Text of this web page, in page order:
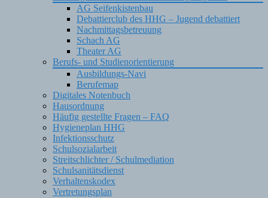
AG Seifenkistenbau
Debattierclub des HHG – Jugend debattiert
Nachmittagsbetreuung
Schach AG
Theater AG
Berufs- und Studienorientierung
Ausbildungs-Navi
Berufemap
Digitales Notenbuch
Hausordnung
Häufig gestellte Fragen – FAQ
Hygieneplan HHG
Infektionsschutz
Schulsozialarbeit
Streitschlichter / Schulmediation
Schulsanitätsdienst
Verhaltenskodex
Vertretungsplan